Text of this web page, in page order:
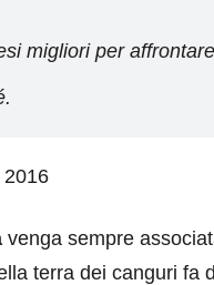
migliori per
venga sempre
terra dei canguri fa